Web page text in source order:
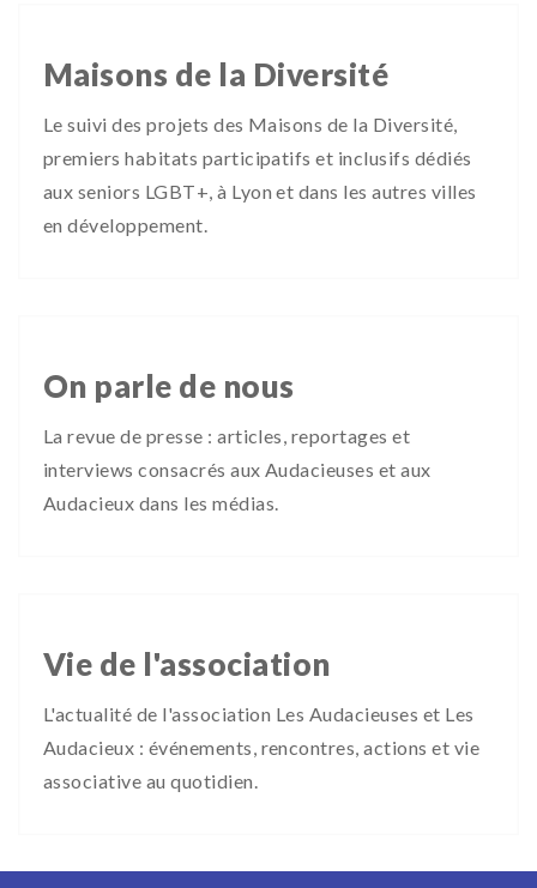
Maisons de la Diversité
Le suivi des projets des Maisons de la Diversité,
premiers habitats participatifs et inclusifs dédiés
aux seniors LGBT+, à Lyon et dans les autres villes
en développement.
On parle de nous
La revue de presse : articles, reportages et
interviews consacrés aux Audacieuses et aux
Audacieux dans les médias.
Vie de l'association
L'actualité de l'association Les Audacieuses et Les
Audacieux : événements, rencontres, actions et vie
associative au quotidien.